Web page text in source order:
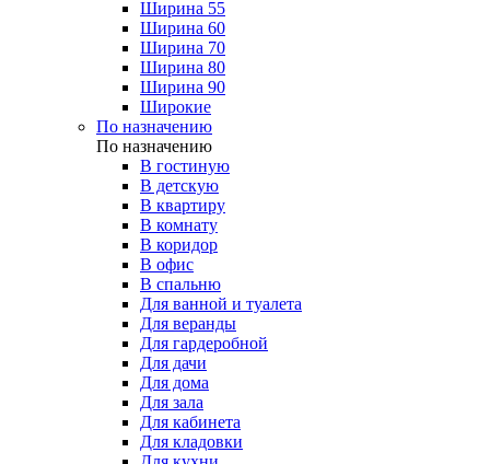
Ширина 55
Ширина 60
Ширина 70
Ширина 80
Ширина 90
Широкие
По назначению
По назначению
В гостиную
В детскую
В квартиру
В комнату
В коридор
В офис
В спальню
Для ванной и туалета
Для веранды
Для гардеробной
Для дачи
Для дома
Для зала
Для кабинета
Для кладовки